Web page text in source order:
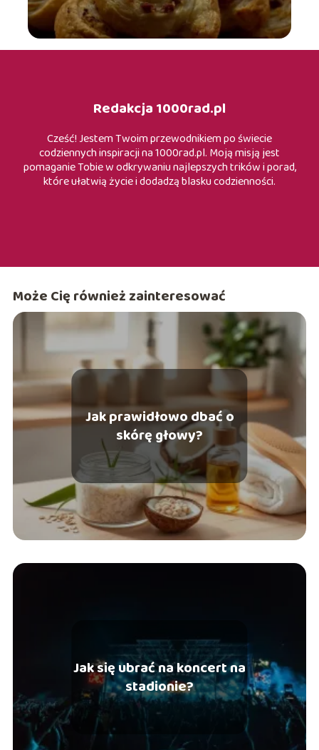
Redakcja 1000rad.pl
Cześć! Jestem Twoim przewodnikiem po świecie
codziennych inspiracji na 1000rad.pl. Moją misją jest
pomaganie Tobie w odkrywaniu najlepszych trików i porad,
które ułatwią życie i dodadzą blasku codzienności.
Może Cię również zainteresować
Jak prawidłowo dbać o
skórę głowy?
Jak się ubrać na koncert na
stadionie?